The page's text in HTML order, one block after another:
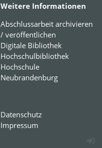
Weitere Informationen
Abschlussarbeit archivieren
/ veröffentlichen
Digitale Bibliothek
Hochschulbibliothek
Hochschule
Neubrandenburg
Datenschutz
Impressum